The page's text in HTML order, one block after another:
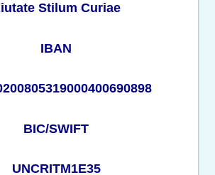
Stilum Curiae
IBAN
BIC/SWIFT
UNCRITM1E35